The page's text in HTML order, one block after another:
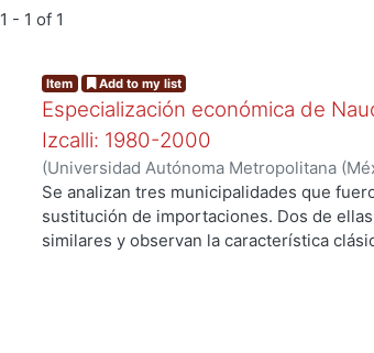
1 - 1 of 1
Item Add to my list
Especialización económica de
Izcalli: 1980-2000
(Universidad Autónoma Metropolitana
de Servicios de Información.,2003-03)
Se analizan tres municipalidades que
sustitución de importaciones. Dos de
similares y observan la característica